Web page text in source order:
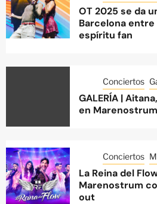
OT 2025 se da
Barcelona
espíritu fan
Conciertos
GALERÍA |
en Marenostrum
Conciertos
La Reina del
Marenostrum
out